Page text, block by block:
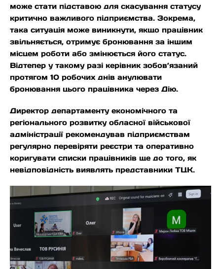
може стати підставою для скасування статусу
критично важливого підприємства. Зокрема,
така ситуація може виникнути, якщо працівник
звільняється, отримує бронювання за іншим
місцем роботи або змінюється його статус.
Відтепер у такому разі керівник зобов’язаний
протягом 10 робочих днів анулювати
бронювання цього працівника через Дію.
Директор департаменту економічного та
регіонального розвитку обласної військової
адміністрації рекомендував підприємствам
регулярно перевіряти реєстри та оперативно
коригувати списки працівників ще до того, як
невідповідність виявлять представники ТЦК.